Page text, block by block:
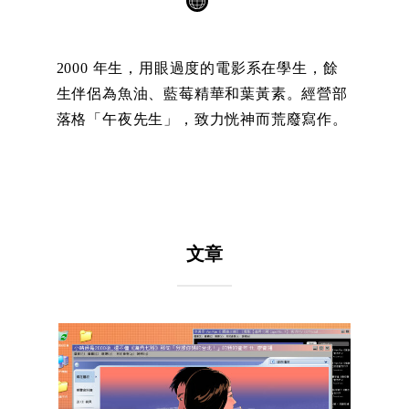
2000 年生，用眼過度的電影系在學生，餘
生伴侶為魚油、藍莓精華和葉黃素。經營部
落格「午夜先生」，致力恍神而荒廢寫作。
文章